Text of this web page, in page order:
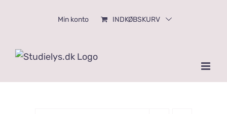
Min konto INDKØBSKURV